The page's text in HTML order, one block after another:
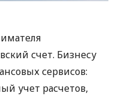
счет. Бизнесу
сервисов:
учет расчетов,